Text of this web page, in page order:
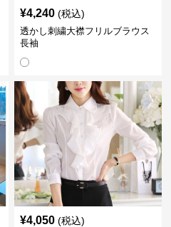
¥4,240 (税込)
透かし刺繍大襟フリルブラウス
長袖
¥4,050 (税込)